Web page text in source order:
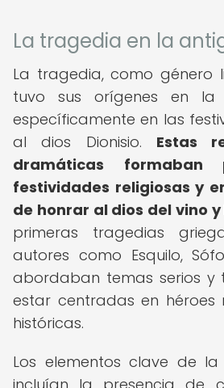
La tragedia en la
La tragedia, como género
tuvo sus orígenes en la
específicamente en las
al dios Dionisio. Estas
dramáticas
festividades religiosas y
de honrar al dios del vino
primeras tragedias
autores como Esquilo,
abordaban temas serios y
estar centradas en héroes
históricas.
Los elementos clave de